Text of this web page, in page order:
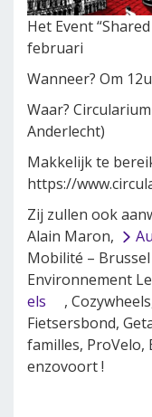
Het Event
februari
Wanneer? Om
Waar?
Anderlecht)
Makkelijk te
https://
Zij zullen ook
Alain Maron,
Mobilité –
Environnement
els
,
Fietsersbond,
familles, ProVelo,
enzovoort !